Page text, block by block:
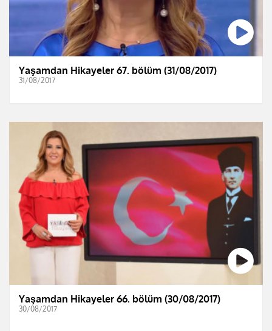
Yaşamdan Hikayeler 67. bölüm (31/08/2017)
31/08/2017
Yaşamdan Hikayeler 66. bölüm (30/08/2017)
30/08/2017